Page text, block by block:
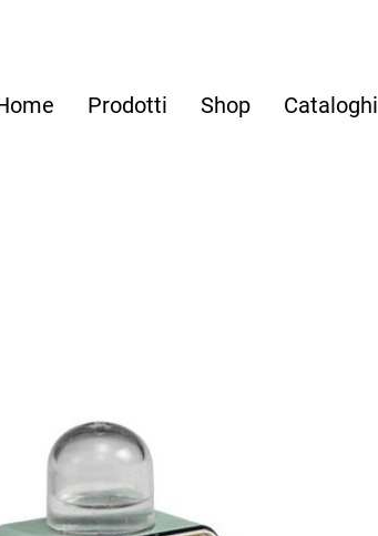
Prodotti Shop Cataloghi